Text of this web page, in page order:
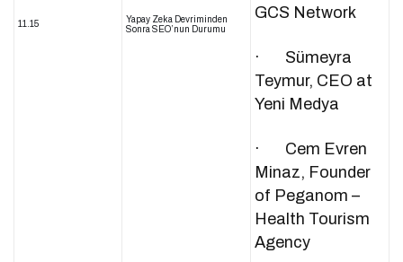
11.15
Yapay Zeka Devriminden
Sonra SEO’nun Durumu
GCS Network
· Sümeyra
Teymur, CEO at
Yeni Medya
· Cem Evren
Minaz, Founder
of Peganom –
Health Tourism
Agency